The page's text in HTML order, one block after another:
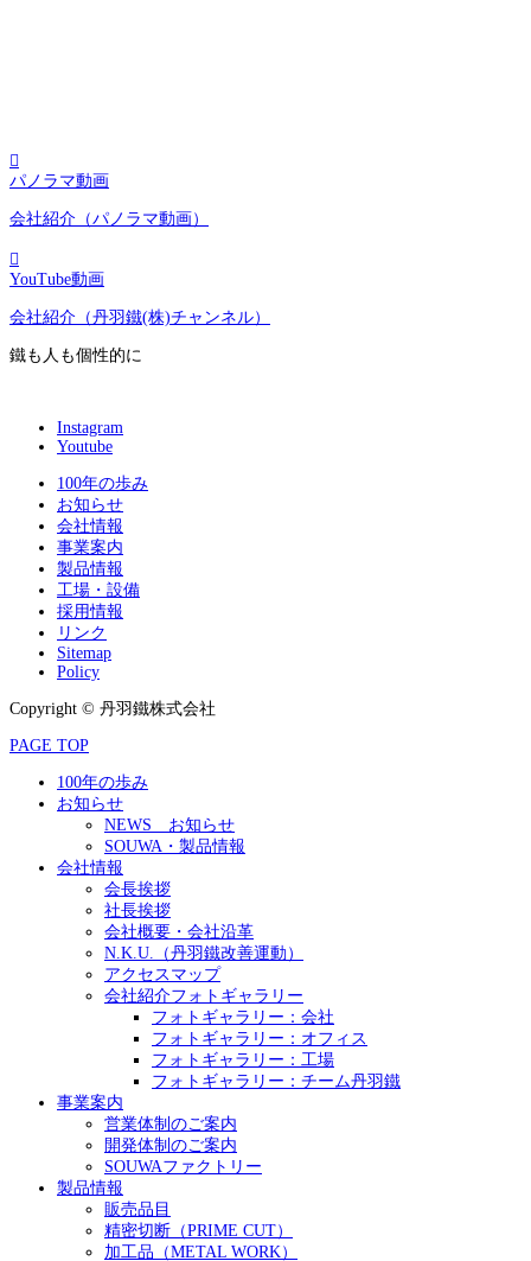

パノラマ動画
会社紹介（パノラマ動画）

YouTube動画
会社紹介（丹羽鐵(株)チャンネル）
鐵も人も個性的に
Instagram
Youtube
100年の歩み
お知らせ
会社情報
事業案内
製品情報
工場・設備
採用情報
リンク
Sitemap
Policy
Copyright © 丹羽鐵株式会社
PAGE TOP
100年の歩み
お知らせ
NEWS お知らせ
SOUWA・製品情報
会社情報
会長挨拶
社長挨拶
会社概要・会社沿革
N.K.U.（丹羽鐵改善運動）
アクセスマップ
会社紹介フォトギャラリー
フォトギャラリー：会社
フォトギャラリー：オフィス
フォトギャラリー：工場
フォトギャラリー：チーム丹羽鐵
事業案内
営業体制のご案内
開発体制のご案内
SOUWAファクトリー
製品情報
販売品目
精密切断（PRIME CUT）
加工品（METAL WORK）